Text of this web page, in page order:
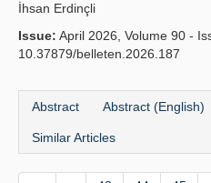
İhsan Erdinçli
Issue: April 2026, Volume 90 -
10.37879/belleten.2026.187
Abstract Abstract (English)
Similar Articles